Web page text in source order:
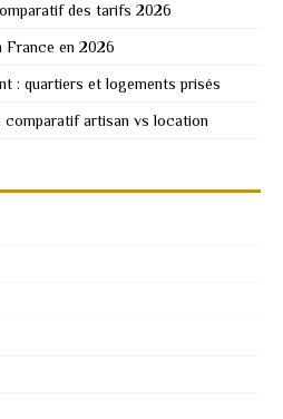
des tarifs 2026
France en 2026
: quartiers et logements prisés
comparatif artisan vs location